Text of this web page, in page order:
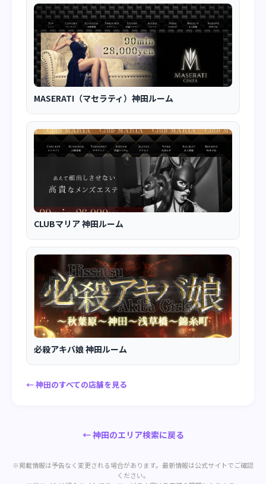
MASERATI（マセラティ）神田ルーム
CLUBマリア 神田ルーム
必殺アキバ娘 神田ルーム
← 神田のすべての店舗を見る
← 神田のエリア検索に戻る
※掲載情報は予告なく変更される場合があります。最新情報は公式サイトでご確認
ください。